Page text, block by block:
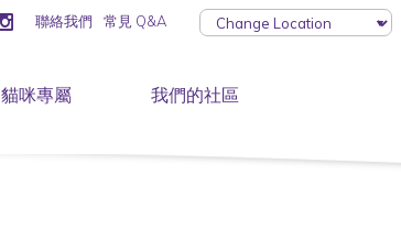
聯絡我們 常見 Q&A
貓咪專屬 我們的社區